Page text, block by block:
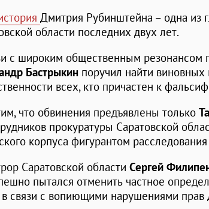
Дмитрия Рубинштейна – одна из
области последних двух лет.
с широким общественным резонансом
Бастрыкин поручил найти виновных
всех, кто причастен к
что обвинения предъявлены только
прокуратуры Саратовской
корпуса фигурантом
Саратовской области Сергей
пытался отменить частное
в связи с вопиющими нарушениями